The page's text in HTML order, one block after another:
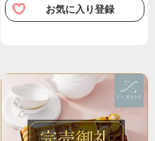
お気に入り登録